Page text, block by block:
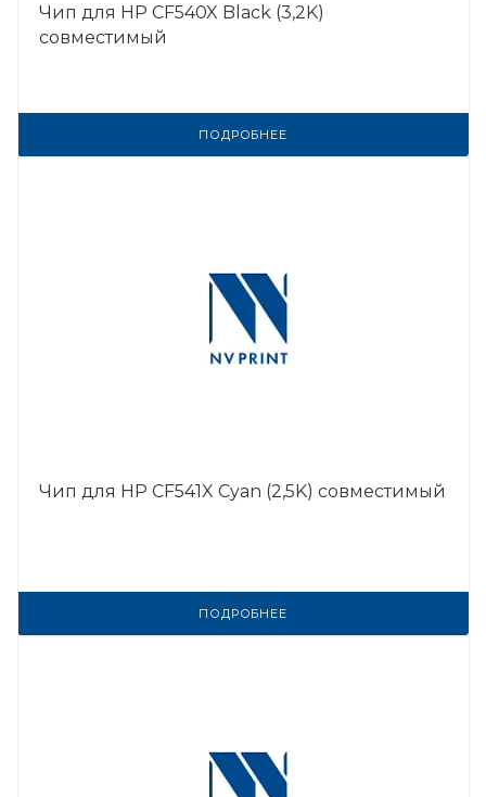
Чип для HP CF540X Black (3,2K)
совместимый
ПОДРОБНЕЕ
Чип для HP CF541X Cyan (2,5K) совместимый
ПОДРОБНЕЕ